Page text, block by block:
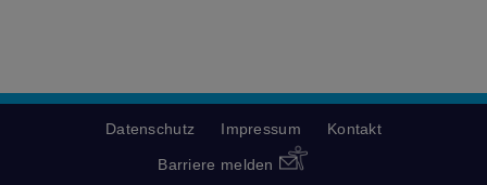
Datenschutz Impressum Kontakt
Barriere melden